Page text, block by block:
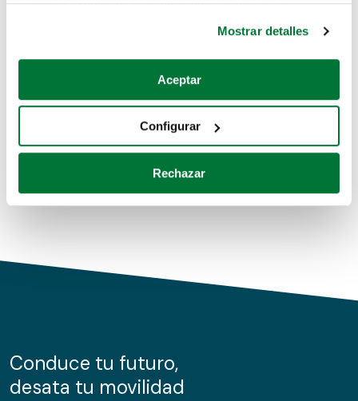
Si lo permite, también quisiéramos:
Recopilar información sobre su ubicación geográfica
Identificar su dispositivo analizándolo activamente
para buscar características específicas (huellas
Obtenga más información sobre cómo se procesan sus
de cookies.
información sobre el uso que haga del sitio web con
nuestros partners de redes sociales, publicidad y análisis
Mostrar detalles
Aceptar
Configurar
Rechazar
Coches de segunda mano
Coches de km0
Conduce tu futuro,
desata tu movilidad